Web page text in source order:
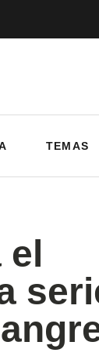
TEMAS
el